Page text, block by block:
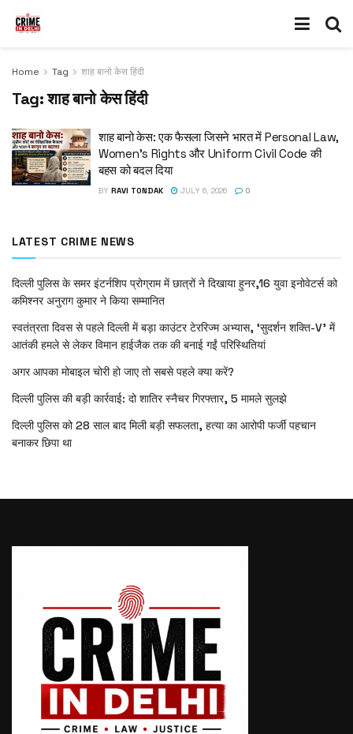
Home Tag शाह बानो केस हिंदी
Tag:शाह बानो केस हिंदी
शाह बानो केस: एक फैसला जिसने भारत में Personal Law,
Women’s Rights और Uniform Civil Code की
बहस को बदल दिया
BY RAVI TONDAK JULY 6, 2026 0
LATEST CRIME NEWS
दिल्ली पुलिस के समर इंटर्नशिप प्रोग्राम में छात्रों ने दिखाया हुनर,16 युवा इनोवेटर्स को
कमिश्नर अनुराग कुमार ने किया सम्मानित
स्वतंत्रता दिवस से पहले दिल्ली में बड़ा काउंटर टेररिज्म अभ्यास, ‘सुदर्शन शक्ति-V’ में
आतंकी हमले से लेकर विमान हाईजैक तक की बनाई गईं परिस्थितियां
अगर आपका मोबाइल चोरी हो जाए तो सबसे पहले क्या करें?
दिल्ली पुलिस की बड़ी कार्रवाई: दो शातिर स्नैचर गिरफ्तार, 5 मामले सुलझे
दिल्ली पुलिस को 28 साल बाद मिली बड़ी सफलता, हत्या का आरोपी फर्जी पहचान
बनाकर छिपा था